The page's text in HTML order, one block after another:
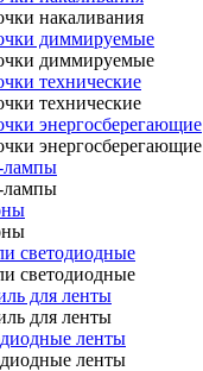
накаливания
диммируемые
диммируемые
технические
технические
энергосберегающие
энергосберегающие
лампы
лампы
светодиодные
светодиодные
для ленты
для ленты
ленты
ленты